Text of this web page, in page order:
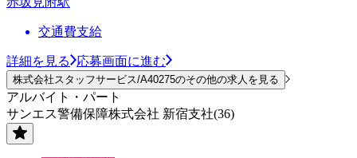
交通費支給
詳細を見る 応募画面に進む
株式会社スタッフサービス/A40275のその他の求人を見る
アルバイト・パート
サンエス警備保障株式会社 新宿支社(36)